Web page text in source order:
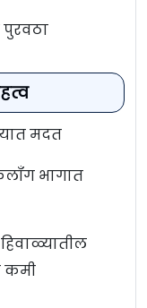
मदत
भागात
कमी